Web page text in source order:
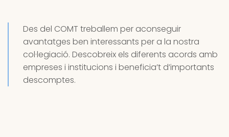
Des del COMT treballem per aconseguir
avantatges ben interessants per a la nostra
col·legiació. Descobreix els diferents acords amb
empreses i institucions i beneficia’t d’importants
descomptes.